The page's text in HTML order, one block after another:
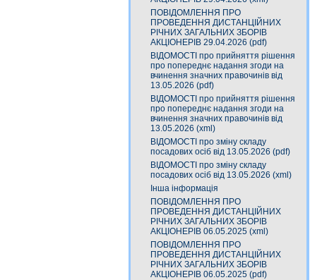
ПОВІДОМЛЕННЯ ПРО
ПРОВЕДЕННЯ ДИСТАНЦІЙНИХ
РІЧНИХ ЗАГАЛЬНИХ ЗБОРІВ
АКЦІОНЕРІВ 29.04.2026 (pdf)
ВІДОМОСТІ про прийняття рішення
про попереднє надання згоди на
вчинення значних правочинів від
13.05.2026 (pdf)
ВІДОМОСТІ про прийняття рішення
про попереднє надання згоди на
вчинення значних правочинів від
13.05.2026 (xml)
ВІДОМОСТІ про зміну складу
посадових осіб від 13.05.2026 (pdf)
ВІДОМОСТІ про зміну складу
посадових осіб від 13.05.2026 (xml)
Інша інформація
ПОВІДОМЛЕННЯ ПРО
ПРОВЕДЕННЯ ДИСТАНЦІЙНИХ
РІЧНИХ ЗАГАЛЬНИХ ЗБОРІВ
АКЦІОНЕРІВ 06.05.2025 (xml)
ПОВІДОМЛЕННЯ ПРО
ПРОВЕДЕННЯ ДИСТАНЦІЙНИХ
РІЧНИХ ЗАГАЛЬНИХ ЗБОРІВ
АКЦІОНЕРІВ 06.05.2025 (pdf)